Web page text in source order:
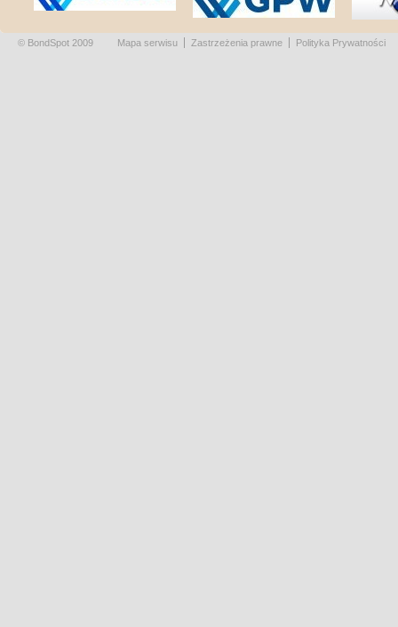
© BondSpot 2009 Mapa serwisu Zastrzeżenia prawne Polityka Prywatności